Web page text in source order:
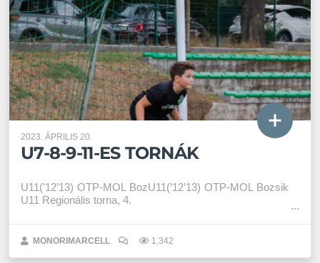
2023. ÁPRILIS 20.
U7-8-9-11-ES TORNÁK
U11(’12’13) OTP-MOL BozU11(’12’13) OTP-MOL Bozsik
U11 Regionális torna, 4.
MONORIMARCELL 1,342